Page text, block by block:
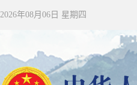
2026年08月06日 星期四